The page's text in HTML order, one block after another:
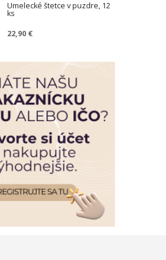
Umelecké štetce v puzdre, 12
ks
22,90 €